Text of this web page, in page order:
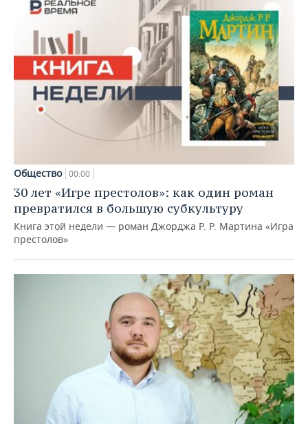
Общество 00:00
30 лет «Игре престолов»: как один роман
превратился в большую субкультуру
Книга этой недели — роман Джорджа Р. Р. Мартина «Игра
престолов»